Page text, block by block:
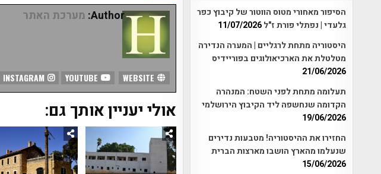
Author: מערכת האתר
INSTAGRAM
אולי יעניין אותך גם:
הסיפור מאחורי מטוס הווטור של קיבוץ כפר
גלעדי | נפתלי פורת ז"ל11/07/2026
היסטוריה מתחת לרגליים | המערה הנדירה
מטלטלת את הארכיאולוגים בפוריידיס
21/06/2026
תעלומה מתחת לפני השטח: המנהרה
הקדומה שנחשפה ליד הקיבוץ הירושלמי
19/06/2026
החזירו את ההיסטוריה! מטבעות נדירים
שנעלמו מהארץ הושבו מארצות הברית
15/06/2026